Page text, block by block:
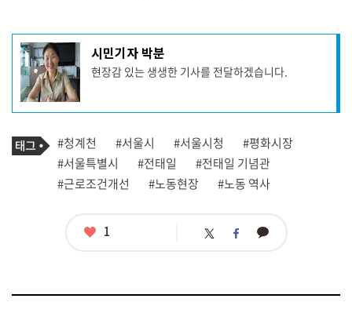
기
사
작
성
자
프
필
시민기자 박분
현장감 있는 생생한 기사를 전달하겠습니다.
기
사
관
련
태
태
그
#청계천 #서울시 #서울시청
#평화시장
#서울특별시
#전태일
#전태일 기념관
#근로조건개선
#노동현장 #노동 역사
좋
1 트 페 카